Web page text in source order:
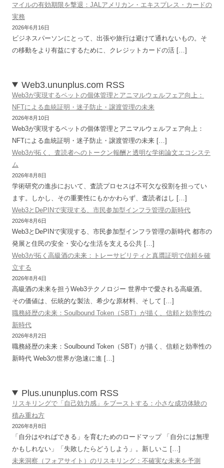
マイルの有効期限を撃退：JALアメリカン・エキスプレス・カードの
実務
2026年6月16日
ビジネスパーソンにとって、出張や旅行は避けて通れないもの。そ
の移動をより有益にするために、クレジットカードの活 […]
Web3.ununplus.com RSS
Web3が実現するペットの個体管理とアニマルウェルフェア向上：
NFTによる血統証明・迷子防止・譲渡管理の未来
2026年8月10日
Web3が実現するペットの個体管理とアニマルウェルフェア向上：
NFTによる血統証明・迷子防止・譲渡管理の未来 […]
Web3が拓く、査読者へのトークン報酬と透明な学術論文エコシステ
ム
2026年8月8日
学術研究の進歩において、査読プロセスは不可欠な役割を担ってい
ます。しかし、その重要性にもかかわらず、査読者はし […]
Web3とDePINで実現する、市民参加型インフラ管理の新時代
2026年8月6日
Web3とDePINで実現する、市民参加型インフラ管理の新時代 都市の
発展と住民の安全・安心な生活を支える公共 […]
Web3が拓く高級酒の未来：トレーサビリティと真贋証明で信頼を確
立する
2026年8月4日
高級酒の未来を担うWeb3テクノロジー 世界中で愛される高級酒。
その価値は、伝統的な製法、希少な原材料、そして […]
職務経歴の未来：Soulbound Token（SBT）が描く、信頼と効率性の
新時代
2026年8月2日
職務経歴の未来：Soulbound Token（SBT）が描く、信頼と効率性の
新時代 Web3の世界が急速に進 […]
Plus.ununplus.com RSS
リスキリングで「自己効力感」をブーストする：小さな成功体験の
積み重ね方
2026年8月8日
「自分はやればできる」を育むためのロードマップ 「自分には無理
かもしれない」「失敗したらどうしよう」。新しいこ […]
未来洞察（フォアサイト）のリスキリング：不確実な未来を予測